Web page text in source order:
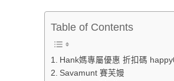
Table of Contents
Hank媽專屬優惠 折扣碼
Savamunt 賽芙嫚